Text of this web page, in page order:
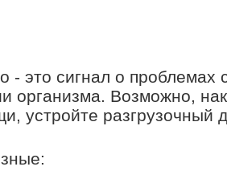
- это сигнал о
организма. Возможно,
устройте разгрузочный